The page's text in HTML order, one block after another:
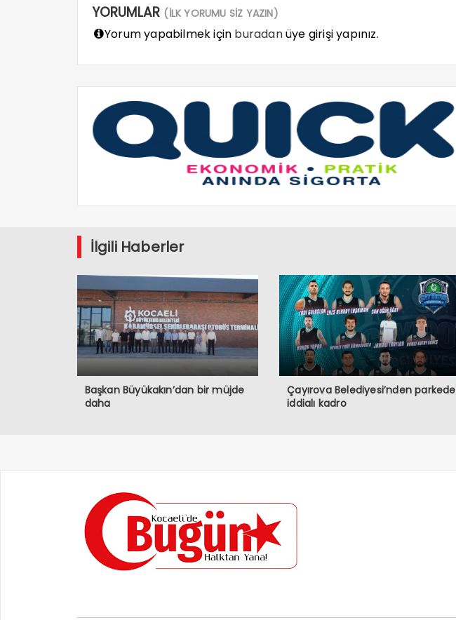
YORUMLAR (İLK YORUMU SİZ YAZIN)
Yorum yapabilmek için buradanüye girişi yapınız.
İlgili Haberler
Başkan Büyükakın’dan bir müjde
daha
Çayırova Belediyesi’nden parkede
iddialı kadro